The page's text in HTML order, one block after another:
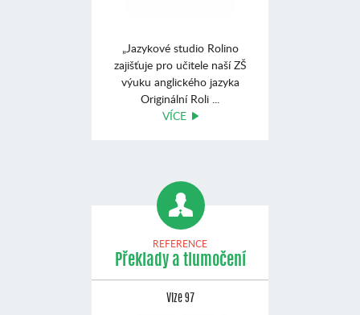
„Jazykové studio Rolino
zajišťuje pro učitele naší ZŠ
výuku anglického jazyka
Originální Roli ...
VÍCE
REFERENCE
Překlady a tlumočení
Vize 97